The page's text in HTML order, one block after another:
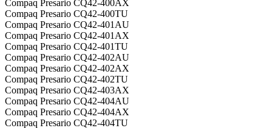
Compaq Presario CQ42-400AX
Compaq Presario CQ42-400TU
Compaq Presario CQ42-401AU
Compaq Presario CQ42-401AX
Compaq Presario CQ42-401TU
Compaq Presario CQ42-402AU
Compaq Presario CQ42-402AX
Compaq Presario CQ42-402TU
Compaq Presario CQ42-403AX
Compaq Presario CQ42-404AU
Compaq Presario CQ42-404AX
Compaq Presario CQ42-404TU